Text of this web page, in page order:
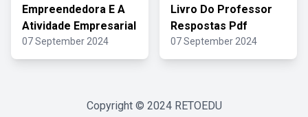
Empreendedora E A
Atividade Empresarial
07 September 2024
Livro Do Professor
Respostas Pdf
07 September 2024
Copyright © 2024 RETOEDU